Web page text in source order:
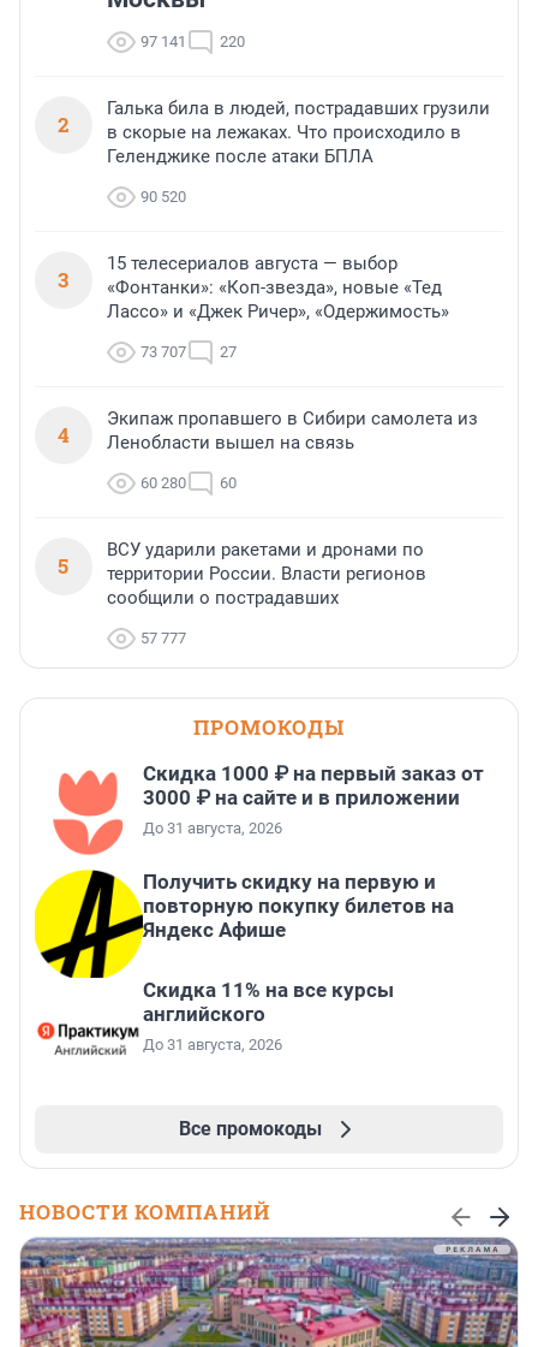
97 141 220
2
Галька била в людей, пострадавших грузили
в скорые на лежаках. Что происходило в
Геленджике после атаки БПЛА
90 520
3
15 телесериалов августа — выбор
«Фонтанки»: «Коп-звезда», новые «Тед
Лассо» и «Джек Ричер», «Одержимость»
73 707 27
4
Экипаж пропавшего в Сибири самолета из
Ленобласти вышел на связь
60 280 60
5
ВСУ ударили ракетами и дронами по
территории России. Власти регионов
сообщили о пострадавших
57 777
ПРОМОКОДЫ
Скидка 1000 ₽ на первый заказ от
3000 ₽ на сайте и в приложении
До 31 августа, 2026
Получить скидку на первую и
повторную покупку билетов на
Яндекс Афише
Скидка 11% на все курсы
английского
До 31 августа, 2026
Все промокоды
НОВОСТИ КОМПАНИЙ